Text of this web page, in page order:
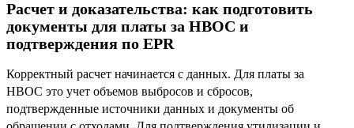
Расчет и доказательства: как подготовить
документы для платы за НВОС и
подтверждения по EPR
Корректный расчет начинается с данных. Для платы за
НВОС это учет объемов выбросов и сбросов,
подтвержденные источники данных и документы об